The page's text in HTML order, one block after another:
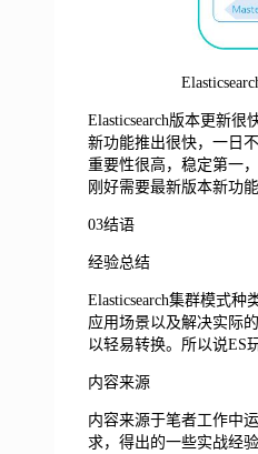
Elasticsearch版本更新
新功能推出很快，一日
重要性很高，稳定第一
刚好需要最新版本新功
03结语
经验总结
Elasticsearch集群模式
应用场景以及解决实际
以轻易转换。所以说ES
内容来源
内容来源于笔者工作中
求，得出的一些实战经